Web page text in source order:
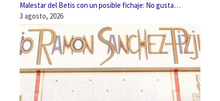
Malestar del Betis con un posible fichaje: No gusta…
3 agosto, 2026